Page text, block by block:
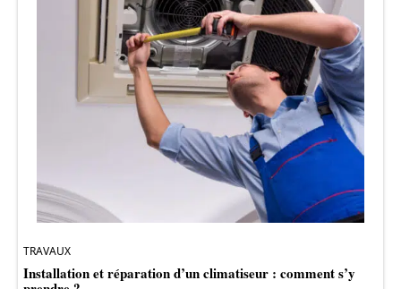
TRAVAUX
Installation et réparation d’un climatiseur : comment s’y